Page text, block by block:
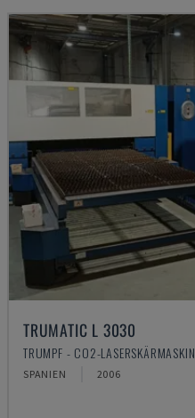
TRUMATIC L 3030
TRUMPF - CO2-LASERSKÄRMASKIN
SPANIEN 2006